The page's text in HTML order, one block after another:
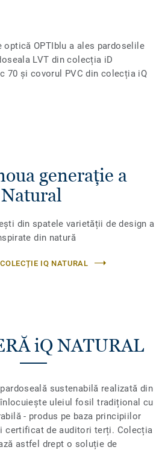
optică OPTIblu a ales pardoselile
LVT din colecția iD
70 și covorul PVC din colecția iQ
generație a
din spatele varietății de design a
din natură
IQ NATURAL
iQ NATURAL
sustenabilă realizată din
uleiul fosil tradițional cu
- produs pe baza principiilor
certificat de auditori terți. Colecția
astfel drept o soluție de